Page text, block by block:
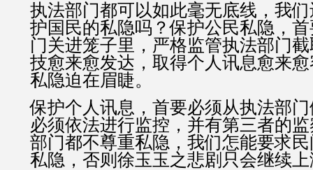
执法部门都可以如此毫无底线，我
护国民的私隐吗？保护公民私隐，
门关进笼子里，严格监管执法部门
技愈来愈发达，取得个人讯息愈来
私隐迫在眉睫。
保护个人讯息，首要必须从执法部
必须依法进行监控，并有第三者的
部门都不尊重私隐，我们怎能要求
私隐，否则徐玉玉之悲剧只会继续